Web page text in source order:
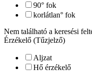
90° fok
korlátlan° fok
Nem található a keresési
Érzékelő (Tűzjelző)
Aljzat
Hő érzékelő